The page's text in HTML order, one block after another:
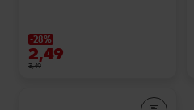
-28%
2,49
3,49